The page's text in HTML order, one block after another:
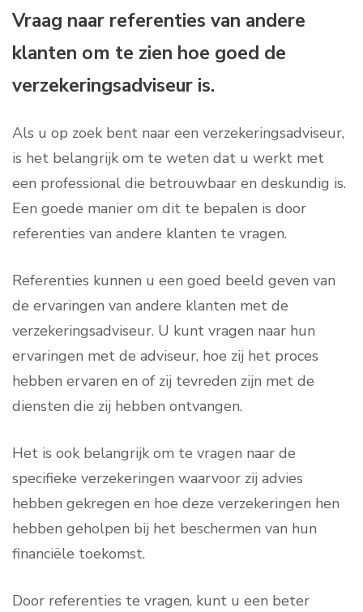
Vraag naar referenties van andere
klanten om te zien hoe goed de
verzekeringsadviseur is.
Als u op zoek bent naar een verzekeringsadviseur,
is het belangrijk om te weten dat u werkt met
een professional die betrouwbaar en deskundig is.
Een goede manier om dit te bepalen is door
referenties van andere klanten te vragen.
Referenties kunnen u een goed beeld geven van
de ervaringen van andere klanten met de
verzekeringsadviseur. U kunt vragen naar hun
ervaringen met de adviseur, hoe zij het proces
hebben ervaren en of zij tevreden zijn met de
diensten die zij hebben ontvangen.
Het is ook belangrijk om te vragen naar de
specifieke verzekeringen waarvoor zij advies
hebben gekregen en hoe deze verzekeringen hen
hebben geholpen bij het beschermen van hun
financiële toekomst.
Door referenties te vragen, kunt u een beter